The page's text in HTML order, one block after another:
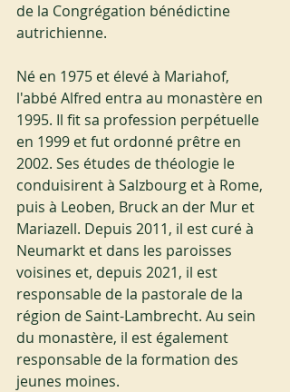
de la Congrégation bénédictine
autrichienne.
Né en 1975 et élevé à Mariahof,
l'abbé Alfred entra au monastère en
1995. Il fit sa profession perpétuelle
en 1999 et fut ordonné prêtre en
2002. Ses études de théologie le
conduisirent à Salzbourg et à Rome,
puis à Leoben, Bruck an der Mur et
Mariazell. Depuis 2011, il est curé à
Neumarkt et dans les paroisses
voisines et, depuis 2021, il est
responsable de la pastorale de la
région de Saint-Lambrecht. Au sein
du monastère, il est également
responsable de la formation des
jeunes moines.